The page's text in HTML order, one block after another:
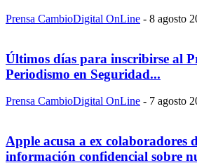
Prensa CambioDigital OnLine - 8 agosto
Últimos días para inscribirse al
Periodismo en Seguridad...
Prensa CambioDigital OnLine - 7 agosto
Apple acusa a ex colaboradores
información confidencial sobre